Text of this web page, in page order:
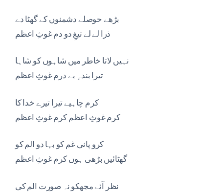
بڑھے حوصلے دشمنوں کے گھٹا دے
ذرا لے لے تیغِ دو دم غوثِ اعظم
نہیں لاتا خاطر میں شاہوں کو شاہا
تیرا بندہِ بے درم غوثِ اعظم
کرم چاہیے تیرا تیرے خدا کا
کرم غوثِ اعظم کرم غوثِ اعظم
کرو پانی غم کو بہا دو الم کو
گھٹائیں بڑھی ہوں کرم غوثِ اعظم
نظر آئے مجھکو نہ صورت الم کی